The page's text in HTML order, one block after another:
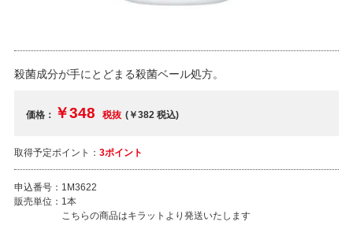
殺菌成分が手にとどまる殺菌ベール処方。
価格： ￥348 税抜 (￥382税込)
取得予定ポイント： 3ポイント
申込番号： 1M3622
販売単位： 1本
こちらの商品はキラットより発送いたします